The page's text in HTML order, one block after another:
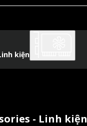
kiện
- Linh kiện